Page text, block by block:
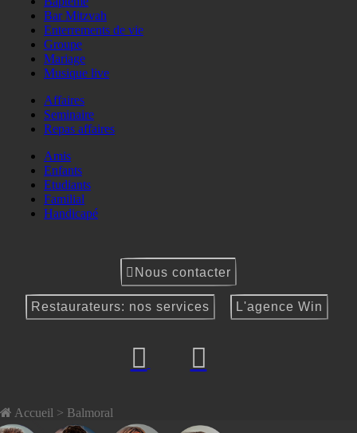
Bar Mitzvah
Enterrements de vie
Groupe
Mariage
Musique live
Affaires
Seminaire
Repas affaires
Amis
Enfants
Etudiants
Familial
Handicapé
Nous contacter
Restaurateurs: nos services L'agence Win
Accueil > Balmoral